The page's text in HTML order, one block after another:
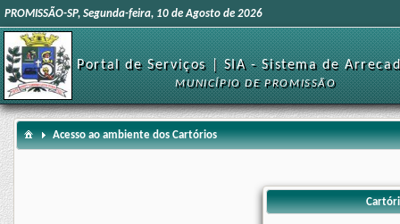
PROMISSÃO-SP, Segunda-feira, 10 de Agosto de 2026
Portal de Serviços | SIA - Sistema de
MUNICÍPIO DE PROMISSÃO
Acesso ao ambiente dos Cartórios